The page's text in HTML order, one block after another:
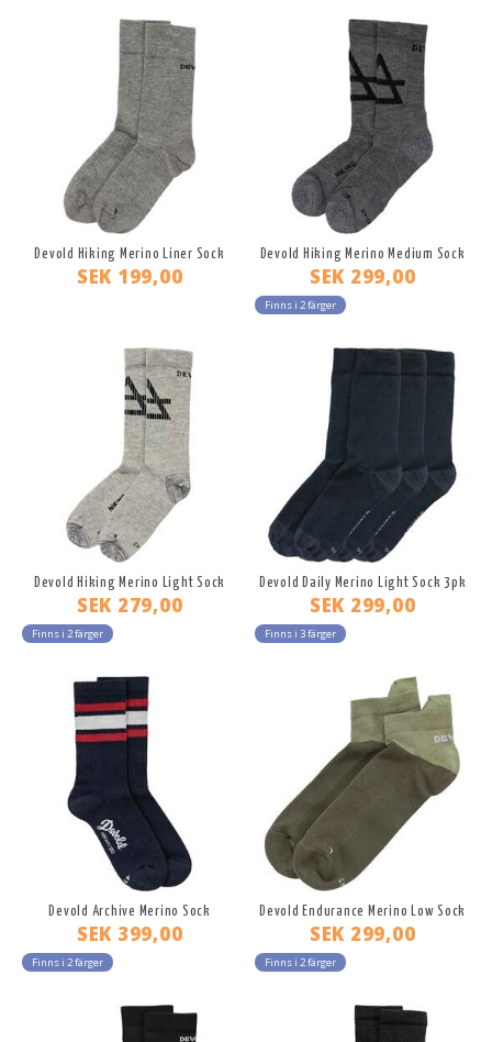
Devold Hiking Merino Liner Sock
SEK 199,00
Devold Hiking Merino Medium Sock
SEK 299,00
Finns i 2 färger
Devold Hiking Merino Light Sock
SEK 279,00
Finns i 2 färger
Devold Daily Merino Light Sock 3pk
SEK 299,00
Finns i 3 färger
Devold Archive Merino Sock
SEK 399,00
Finns i 2 färger
Devold Endurance Merino Low Sock
SEK 299,00
Finns i 2 färger